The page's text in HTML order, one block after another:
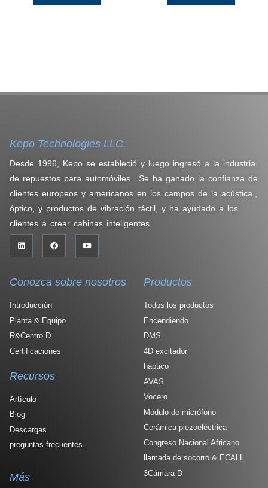
Kepo Technologies LLC.
Desde 1996, Kepo se estableció y luego ingresó a la industria
de repuestos para automóviles.. Se ha ganado la confianza de
clientes europeos y americanos en los campos de la acústica.,
óptico, y productos de vibración táctil, y ha ayudado a los
clientes a crear cabinas inteligentes.
Conozca sobre nosotros
Introducción
Planta & Equipo
R&Centro D
Certificaciones
Productos
Todos los productos
Encendiendo
DMS
4D excitador
háptico
AVAS
Vocero
Módulo de micrófono
Cerámica piezoeléctrica
Congreso Nacional Africano
llamada de socorro & ECALL
3Cámara D
Recursos
Artículo
Blog
Descargas
preguntas frecuentes
Más